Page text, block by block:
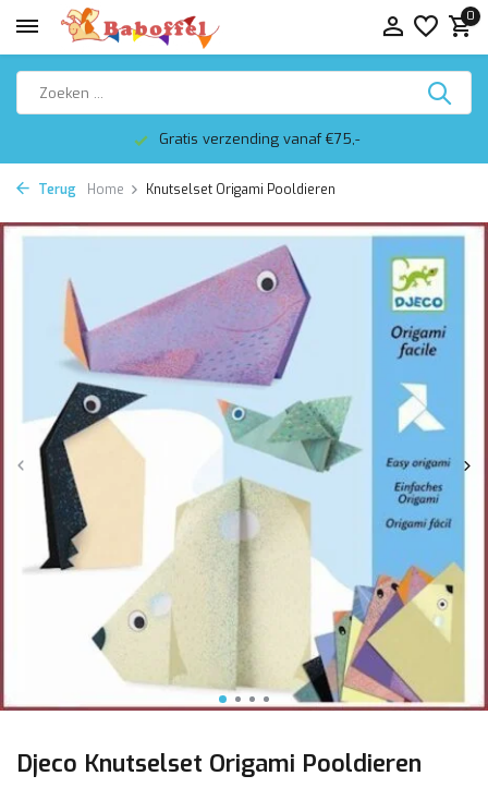
0
Gratis verzending vanaf €75,-
Terug Home Knutselset Origami Pooldieren
Djeco Knutselset Origami Pooldieren